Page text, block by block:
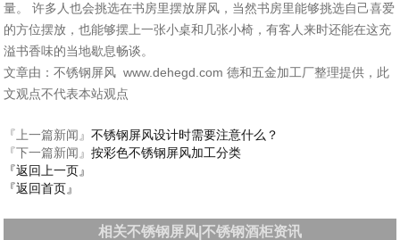
量。 许多人也会挑选在书房里摆放屏风，当然书房里能够挑选自己喜爱
的方位摆放，也能够摆上一张小桌和几张小椅，有客人来时还能在这充
溢书香味的当地歇息畅谈。
文章由：不锈钢屏风 www.dehegd.com 德和五金加工厂整理提供，此
文观点不代表本站观点
『上一篇新闻』不锈钢屏风设计时需要注意什么？
『下一篇新闻』按彩色不锈钢屏风加工分类
『返回上一页』
『返回首页』
相关不锈钢屏风|不锈钢酒柜资讯